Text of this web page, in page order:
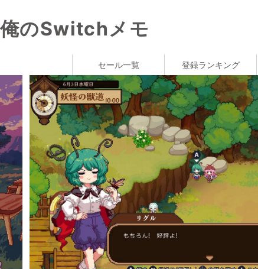
俺のSwitchメモ
セール一覧 登録ランキング